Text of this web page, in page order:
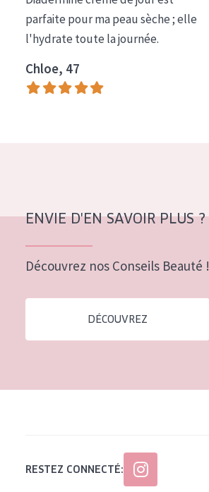
COLLECTION
Essentials
Lift+
Expert
Peau mixte ou grasse
Peau ménopausée
ÂGE :
parfaite pour ma peau sèche ; elle
l'hydrate toute la journée.
Chloe, 47
ENVIE D'EN SAVOIR PLUS ?
Découvrez nos Conseils Beauté !
DÉCOUVREZ
RESTEZ CONNECTÉ: